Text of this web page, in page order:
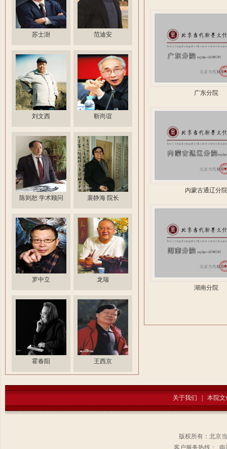
苏士澍 范迪安
刘文西 靳尚谊
陈则恕 学术顾问 裴静海 院长
罗中立 龙瑞
霍春阳 王西京
广东分院
内蒙古通辽分
湖南分院
关于我们 | 本院文
版权所有：北京
客户服务热线： 电